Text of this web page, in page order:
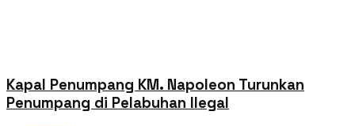
Kapal Penumpang KM. Napoleon Turunkan
Penumpang di Pelabuhan Ilegal